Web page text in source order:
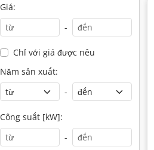
Giá:
-
Chỉ với giá được nêu
Năm sản xuất:
-
Công suất [kW]:
-